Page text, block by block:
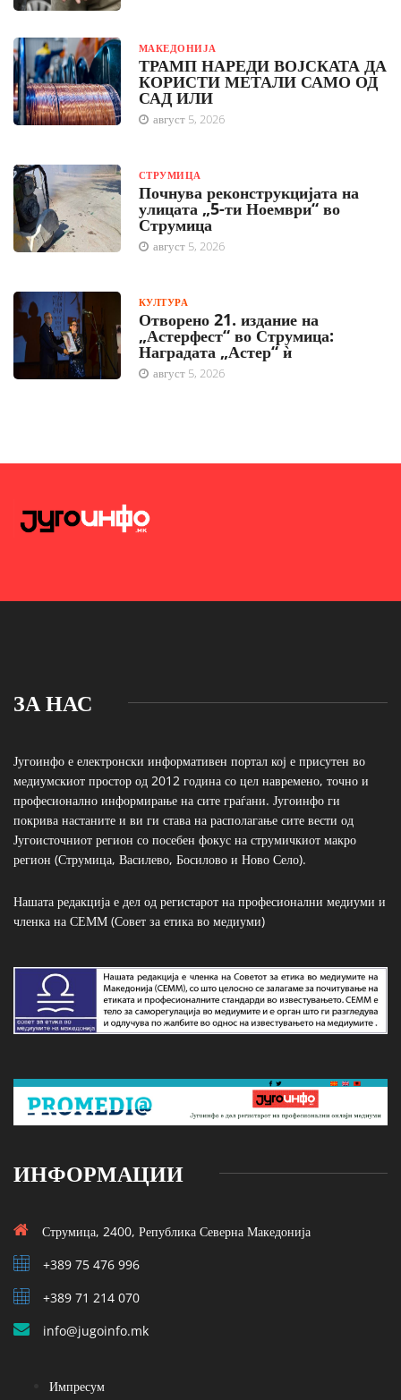
МАКЕДОНИЈА
ТРАМП НАРЕДИ ВОЈСКАТА ДА
КОРИСТИ МЕТАЛИ САМО ОД
САД ИЛИ
август 5, 2026
СТРУМИЦА
Почнува реконструкцијата на
улицата „5-ти Ноември“ во
Струмица
август 5, 2026
КУЛТУРА
Отворено 21. издание на
„Астерфест“ во Струмица:
Наградата „Астер“ ѝ
август 5, 2026
ЗА НАС
Југоинфо е електронски информативен портал кој е присутен во
медиумскиот простор од 2012 година со цел навремено, точно и
професионално информирање на сите граѓани. Југоинфо ги
покрива настаните и ви ги става на располагање сите вести од
Југоисточниот регион со посебен фокус на струмичкиот макро
регион (Струмица, Василево, Босилово и Ново Село).
Нашата редакција е дел од регистарот на професионални медиуми и
членка на СЕММ (Совет за етика во медиуми)
ИНФОРМАЦИИ
Струмица, 2400, Република Северна Македонија
+389 75 476 996
+389 71 214 070
info@jugoinfo.mk
Импресум